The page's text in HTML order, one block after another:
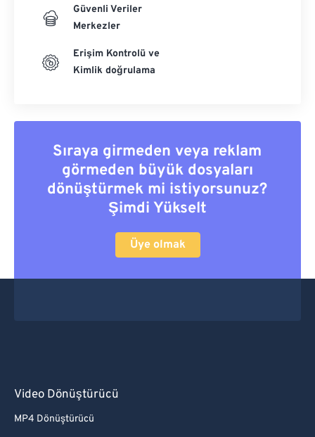
Güvenli Veriler
Merkezler
Erişim Kontrolü ve
Kimlik doğrulama
Sıraya girmeden veya reklam
görmeden büyük dosyaları
dönüştürmek mi istiyorsunuz?
Şimdi Yükselt
Üye olmak
Video Dönüştürücü
MP4 Dönüştürücü